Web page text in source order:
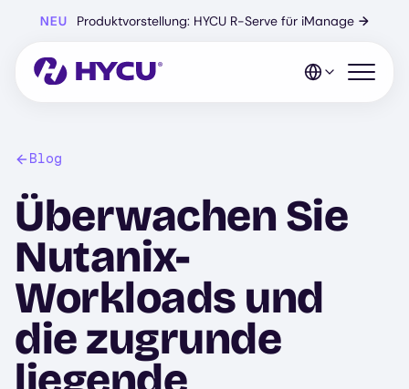
Hauptinhalt
NEU Produktvorstellung: HYCU R-Serve für iManage →
Mobiles
Blog
Überwachen Sie
Nutanix-
Workloads und
die zugrunde